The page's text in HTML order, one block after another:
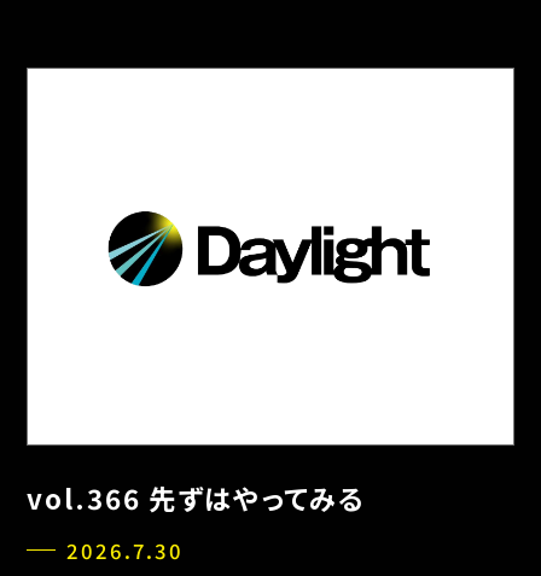
vol.366 先ずはやってみる
2026.7.30